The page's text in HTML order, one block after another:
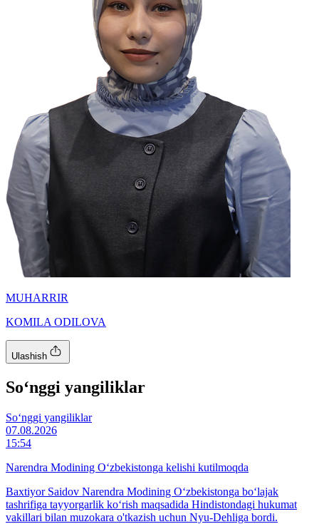
MUHARRIR
KOMILA ODILOVA
Ulashish
So‘nggi yangiliklar
So‘nggi yangiliklar
07.08.2026
15:54
Narendra Modining O‘zbekistonga kelishi kutilmoqda
Baxtiyor Saidov Narendra Modining O‘zbekistonga bo‘lajak
tashrifiga tayyorgarlik ko‘rish maqsadida Hindistondagi hukumat
vakillari bilan muzokara o'tkazish uchun Nyu-Dehliga bordi.